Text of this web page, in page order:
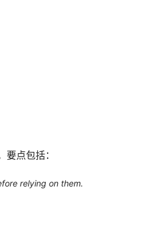
点包括：
relying on them.